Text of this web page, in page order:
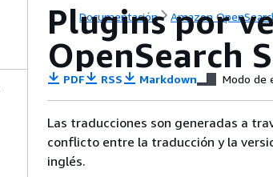
Documentación Amazon
Plugins por
OpenSearch
PDF RSS Markdown Modo de
Las traducciones son generadas a
conflicto entre la traducción y la
inglés.